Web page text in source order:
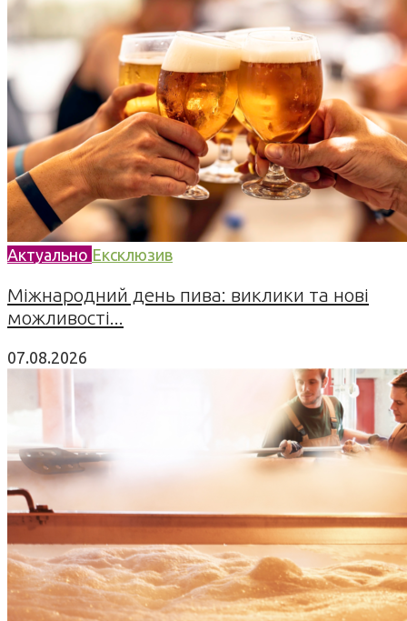
Актуально Ексклюзив
Міжнародний день пива: виклики та нові
можливості...
07.08.2026